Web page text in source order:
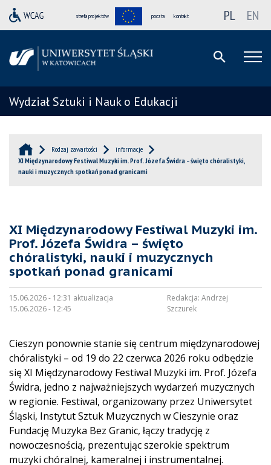
strefa projektów poczta kontakt PL EN
Wydział Sztuki i Nauk o Edukacji
Rodzaj zawartości
informacje
XI Międzynarodowy Festiwal Muzyki im. Prof. Józefa Świdra – święto chóralistyki,
nauki i muzycznych spotkań ponad granicami
XI Międzynarodowy Festiwal Muzyki im.
Prof. Józefa Świdra – święto
chóralistyki, nauki i muzycznych
spotkań ponad granicami
15.06.2026 - 12:31 aktualizacja
15.06.2026 - 12:45
Redakcja: Andrzej
Szczurek
Cieszyn ponownie stanie się centrum międzynarodowej
chóralistyki – od 19 do 22 czerwca 2026 roku odbędzie
się XI Międzynarodowy Festiwal Muzyki im. Prof. Józefa
Świdra, jedno z najważniejszych wydarzeń muzycznych
w regionie. Festiwal, organizowany przez Uniwersytet
Śląski, Instytut Sztuk Muzycznych w Cieszynie oraz
Fundację Muzyka Bez Granic, łączy tradycję z
nowoczesnością, prezentując szerokie spektrum
muzyki chóralnej, kameralnej i instrumentalnej.